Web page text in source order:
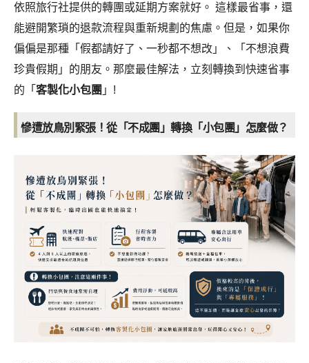
依照旅行社提供的轉團或延期方案就好。 這樣最省事，還
能避開繁瑣的退款流程與重新規劃的焦慮。 但是，如果你
偏偏是那種「假都請好了、一秒都不想改」、「不想浪費
珍貴假期」的朋友。那麼最佳解法，立刻轉換到快速省事
的「 客製化小包團 」!
慘遭放鳥別緊張！從「不成團」轉換「小包團」怎麼做？